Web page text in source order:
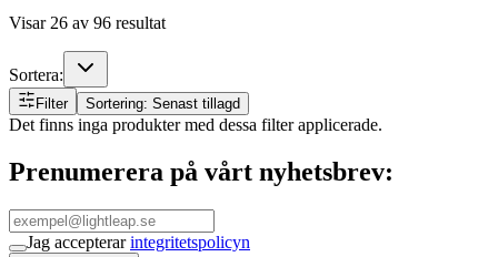
Visar 26 av 96 resultat
Sortera:
Filter Sortering: Senast tillagd
Det finns inga produkter med dessa filter applicerade.
Prenumerera på vårt nyhetsbrev:
Jag accepterarintegritetspolicyn